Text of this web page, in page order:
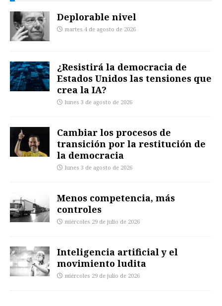
Deplorable nivel
martes 4 de agosto de 2026
¿Resistirá la democracia de
Estados Unidos las tensiones que
crea la IA?
lunes 3 de agosto de 2026
Cambiar los procesos de
transición por la restitución de
la democracia
lunes 3 de agosto de 2026
Menos competencia, más
controles
miércoles 29 de julio de 2026
Inteligencia artificial y el
movimiento ludita
miércoles 29 de julio de 2026